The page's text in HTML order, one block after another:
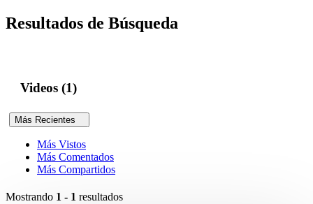
Resultados de Búsqueda
Videos (1)
Más Recientes
Más Vistos
Más Comentados
Más Compartidos
Mostrando 1 - 1 resultados